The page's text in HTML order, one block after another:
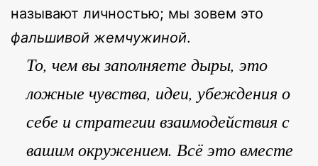
называют личностью; мы зовем это
фальшивой жемчужиной.
То, чем вы заполняете дыры, это
ложные чувства, идеи, убеждения о
себе и стратегии взаимодействия с
вашим окружением. Всё это вместе